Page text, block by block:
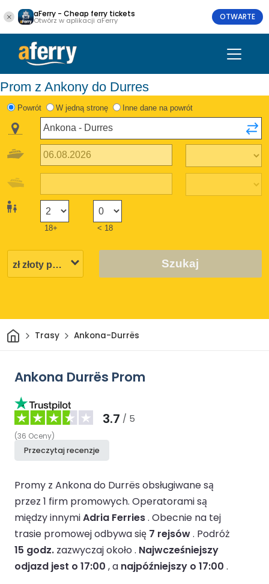
aFerry - Cheap ferry tickets
Otwórz w aplikacji aFerry OTWARTE
Prom z Ankony do Durres
Powrót W jedną stronę Inne dane na powrót
18+ < 18
Szukaj
DomTrasy Ankona-Durrës
Ankona Durrës Prom
3.7 / 5
(36 Oceny)
Przeczytaj recenzje
Promy z Ankona do Durrës obsługiwane są
przez 1 firm promowych. Operatorami są
między innymiAdria Ferries. Obecnie na tej
trasie promowej odbywa się 7 rejsów. Podróż
15 godz. zazwyczaj około . Najwcześniejszy
odjazd jest o 17:00 , a najpóźniejszy o 17:00 .